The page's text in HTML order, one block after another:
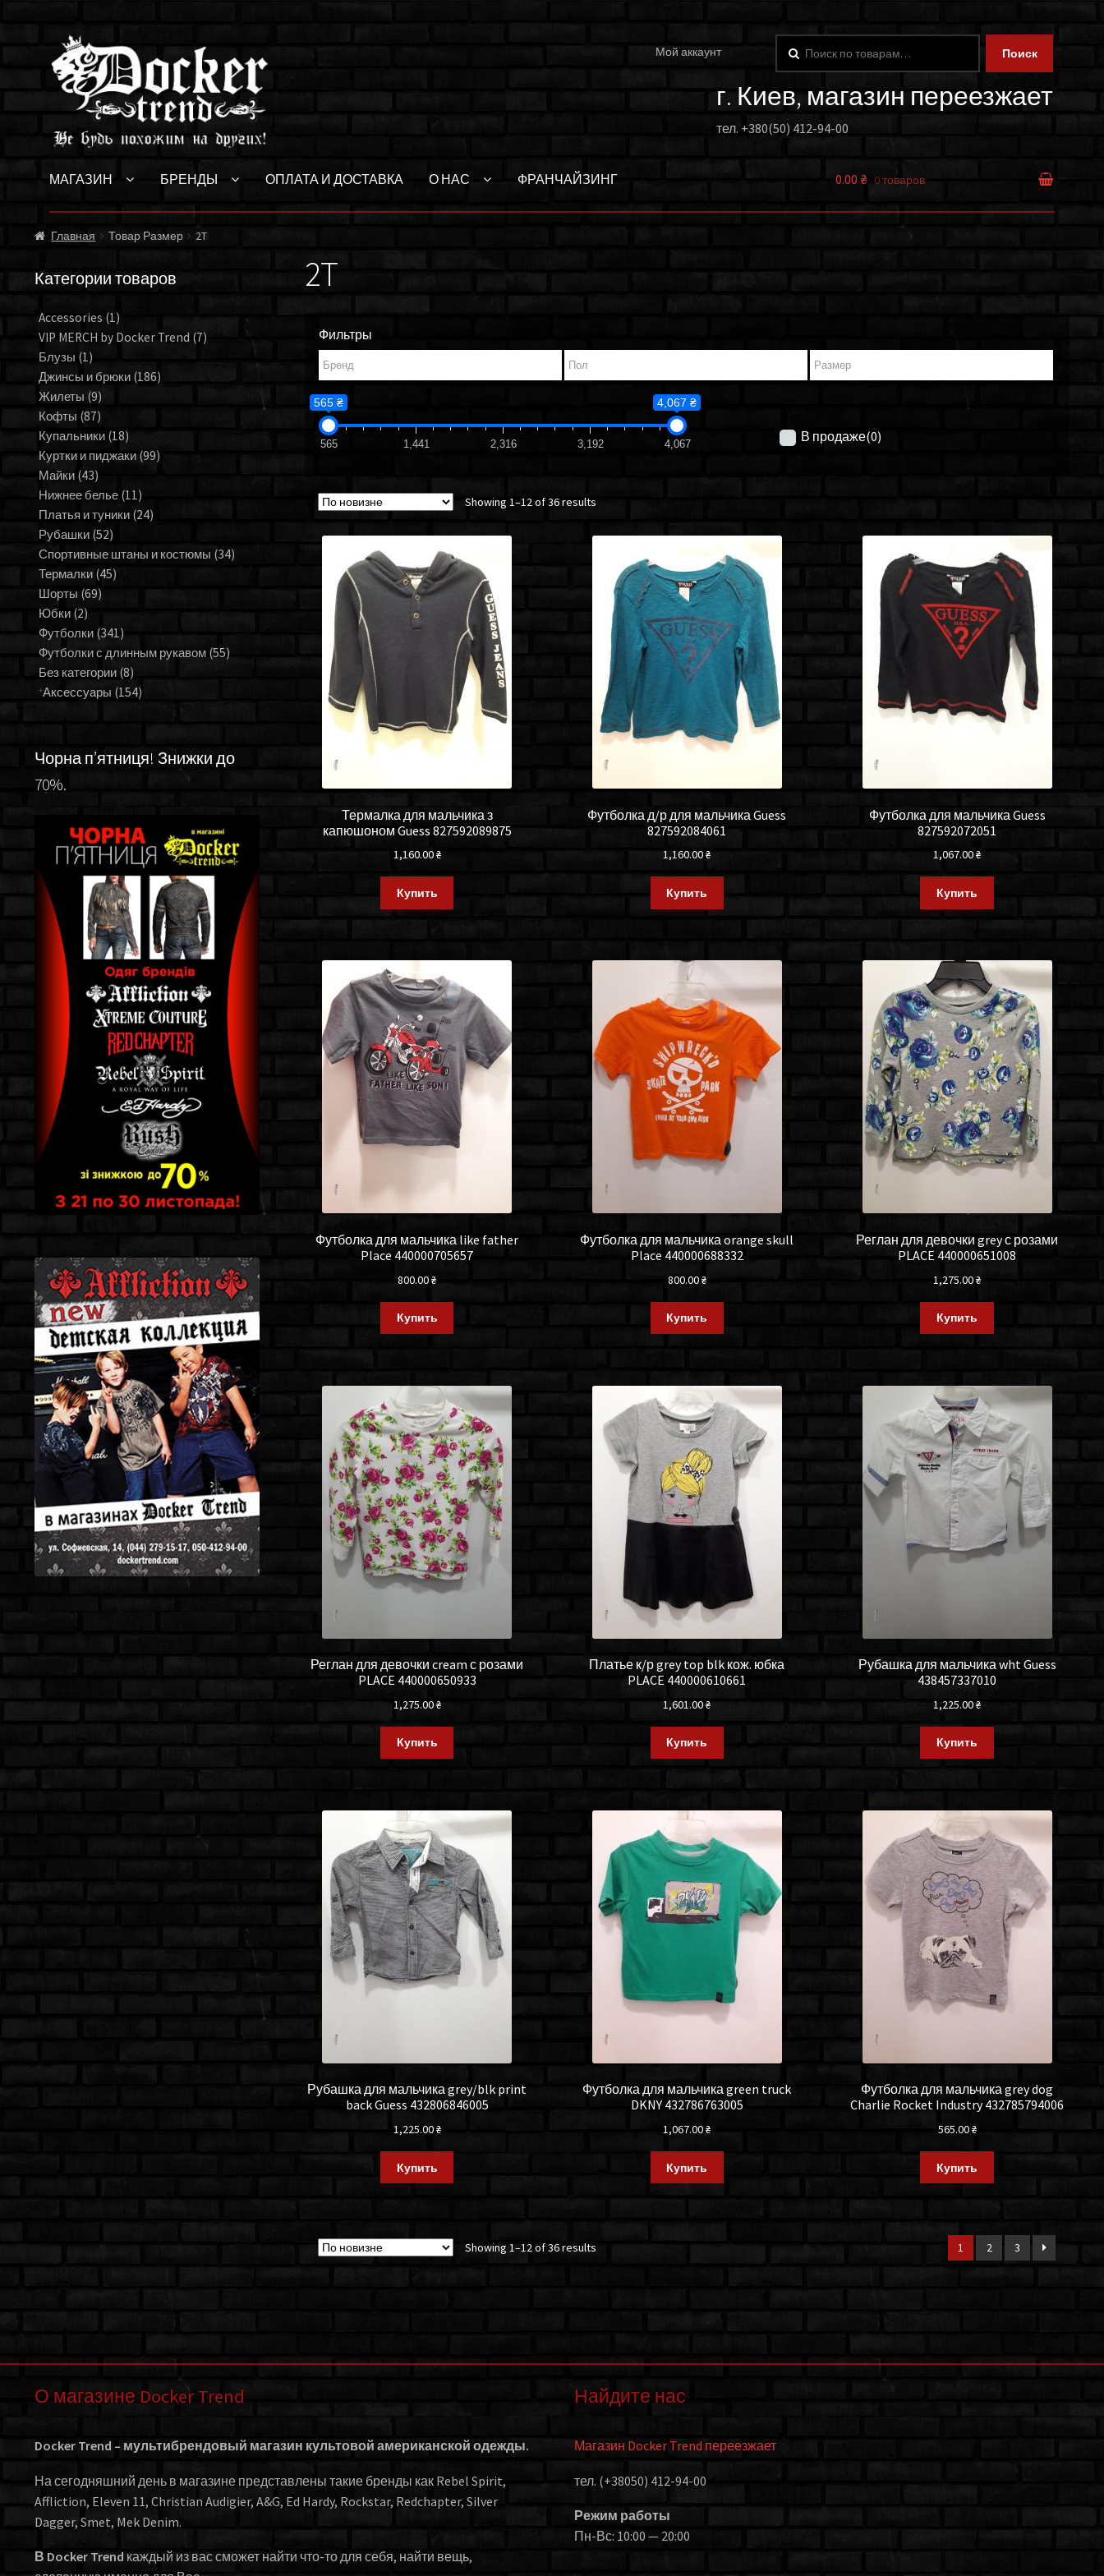
Перейти
к
навигации
Перейти
к
содержимому
Мой аккаунт Поиск
г. Киев, магазин переезжает
тел. +380(50) 412-94-00
МАГАЗИН БРЕНДЫ ОПЛАТА И ДОСТАВКА О НАС ФРАНЧАЙЗИНГ 0.00 ₴ 0 товаров
Главная Товар Размер 2T
2T
Фильтры
565 ₴ 4,067 ₴
565 1,441 2,316 3,192 4,067 В продаже(0)
Showing 1–12 of 36 results
Термалка для мальчика з
капюшоном Guess 827592089875
1,160.00₴
Купить
Футболка д/р для мальчика Guess
827592084061
1,160.00₴
Купить
Футболка для мальчика Guess
827592072051
1,067.00₴
Купить
Футболка для мальчика like father
Place 440000705657
800.00₴
Купить
Футболка для мальчика orange skull
Place 440000688332
800.00₴
Купить
Реглан для девочки grey с розами
PLACE 440000651008
1,275.00₴
Купить
Реглан для девочки cream с розами
PLACE 440000650933
1,275.00₴
Купить
Платье к/р grey top blk кож. юбка
PLACE 440000610661
1,601.00₴
Купить
Рубашка для мальчика wht Guess
438457337010
1,225.00₴
Купить
Рубашка для мальчика grey/blk print
back Guess 432806846005
1,225.00₴
Купить
Футболка для мальчика green truck
DKNY 432786763005
1,067.00₴
Купить
Футболка для мальчика grey dog
Charlie Rocket Industry 432785794006
565.00₴
Купить
Showing 1–12 of 36 results 1 2 3
Категории товаров
Accessories (1)
VIP MERCH by Docker Trend (7)
Блузы (1)
Джинсы и брюки (186)
Жилеты (9)
Кофты (87)
Купальники (18)
Куртки и пиджаки (99)
Майки (43)
Нижнее белье (11)
Платья и туники (24)
Рубашки (52)
Спортивные штаны и костюмы (34)
Термалки (45)
Шорты (69)
Юбки (2)
Футболки (341)
Футболки с длинным рукавом (55)
Без категории (8)
Аксессуары (154)
Чорна п’ятниця! Знижки до
70%.
О магазине Docker Trend
Docker Trend – мультибрендовый магазин культовой американской одежды.
На сегодняшний день в магазине представлены такие бренды как Rebel Spirit,
Affliction, Eleven 11, Christian Audigier, A&G, Ed Hardy, Rockstar, Redchapter, Silver
Dagger, Smet, Mek Denim.
В Docker Trend каждый из вас сможет найти что-то для себя, найти вещь,
Найдите нас
Магазин Docker Trend переезжает
тел. (+38050) 412-94-00
Режим работы
Пн-Вс: 10:00 — 20:00